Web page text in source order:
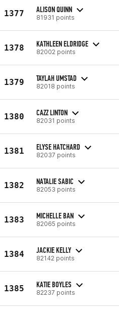
1377 ALISON QUINN
81931 points
1378 KATHLEEN ELDRIDGE
82002 points
1379 TAYLAH UMSTAD
82018 points
1380 CAZZ LINTON
82031 points
1381 ELYSE HATCHARD
82037 points
1382 NATALIE SABIC
82053 points
1383 MICHELLE BAN
82065 points
1384 JACKIE KELLY
82142 points
1385 KATIE BOYLES
82237 points